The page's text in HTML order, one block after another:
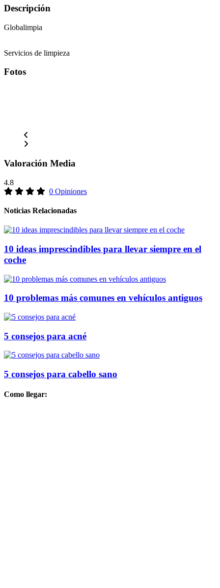
Descripción
Globalimpia
Servicios de limpieza
Fotos
Valoración Media
4.8
0 Opiniones
Noticias Relacionadas
10 ideas imprescindibles para llevar siempre en el
coche
10 problemas más comunes en vehículos antiguos
5 consejos para acné
5 consejos para cabello sano
Como llegar: